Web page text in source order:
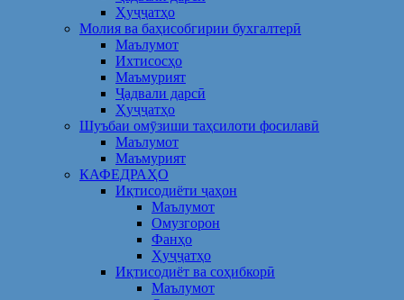
Ҳуҷҷатҳо
Молия ва баҳисобгирии бухгалтерӣ
Маълумот
Ихтисосҳо
Маъмурият
Ҷадвали дарсӣ
Ҳуҷҷатҳо
Шуъбаи омӯзиши таҳсилоти фосилавӣ
Маълумот
Маъмурият
КАФЕДРАҲО
Иқтисодиёти ҷаҳон
Маълумот
Омузгорон
Фанҳо
Ҳуҷҷатҳо
Иқтисодиёт ва соҳибкорӣ
Маълумот